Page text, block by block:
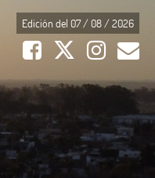
Edición del 07 / 08 / 2026